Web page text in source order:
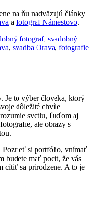
na ňu nadväzujú články
a fotograf Námestovo.
fotograf, svadobný
, svadba Orava, fotografie
Je to výber človeka, ktorý
dôležité chvíle
svetlu, ľuďom aj
ale obrazy s
Pozrieť si portfólio, vnímať
budete mať pocit, že vás
cítiť sa prirodzene. A to je